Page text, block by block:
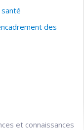
en classe
du Syndrome
des
et connaissances